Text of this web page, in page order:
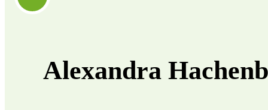
Alexandra